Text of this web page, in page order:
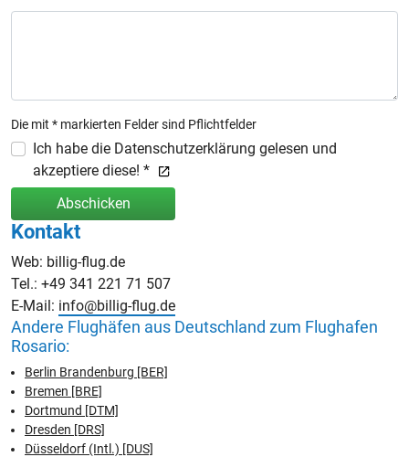
Die mit * markierten Felder sind Pflichtfelder
Ich habe die Datenschutzerklärung gelesen und
akzeptiere diese! *
Abschicken
Kontakt
Web: billig-flug.de
Tel.: +49 341 221 71 507
E-Mail: info@billig-flug.de
Andere Flughäfen aus Deutschland zum Flughafen
Rosario:
Berlin Brandenburg [BER]
Bremen [BRE]
Dortmund [DTM]
Dresden [DRS]
Düsseldorf (Intl.) [DUS]